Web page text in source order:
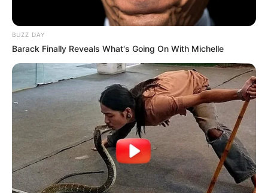
se poder me mantenha informada sobre outros
modelos de trabalho com fuxico!
nanda.rocha09@yahoo.com
lucia amelia há 16 anos
achei muito legal este fuxico bjo
elane martins há 16 anos
adorei este trabalho, bjos.
liane há 16 anos
BUZZ DAY
Barack Finally Reveals What's Going On With Michelle